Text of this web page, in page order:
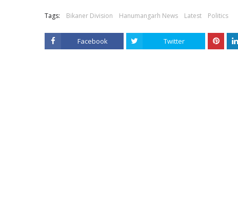
Tags: Bikaner Division Hanumangarh News Latest Politics
Facebook Twitter